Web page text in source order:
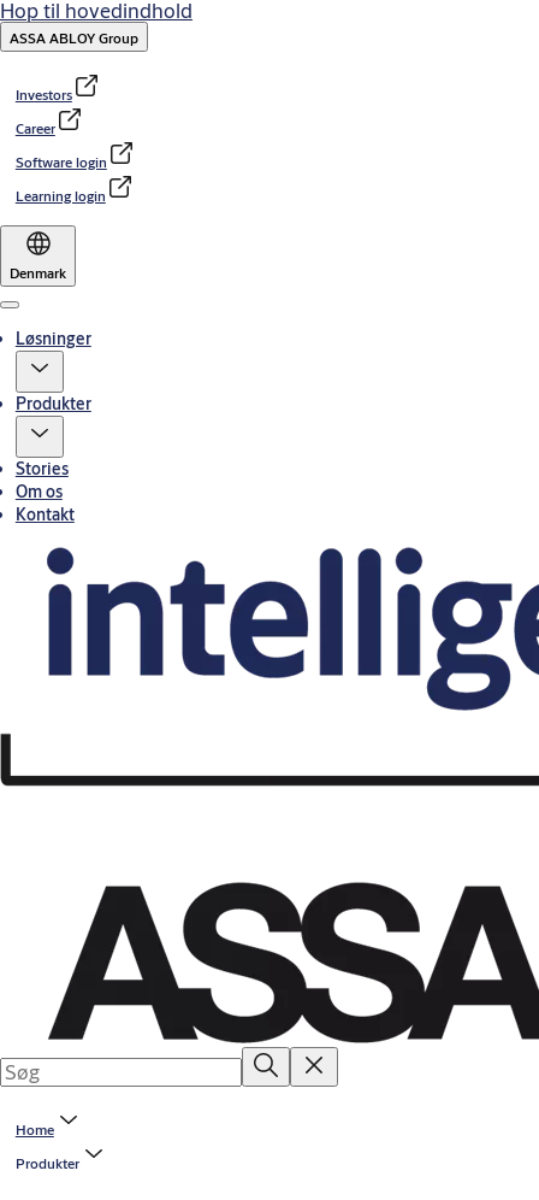
Hop til hovedindhold
ASSA ABLOY Group
Investors
Career
Software login
Learning login
Denmark
Menu
Løsninger
Produkter
Stories
Om os
Kontakt
Home
Produkter